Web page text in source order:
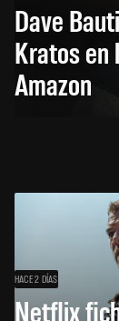
Dave
Kratos en
Amazon
HACE 2 DÍAS
Netflix